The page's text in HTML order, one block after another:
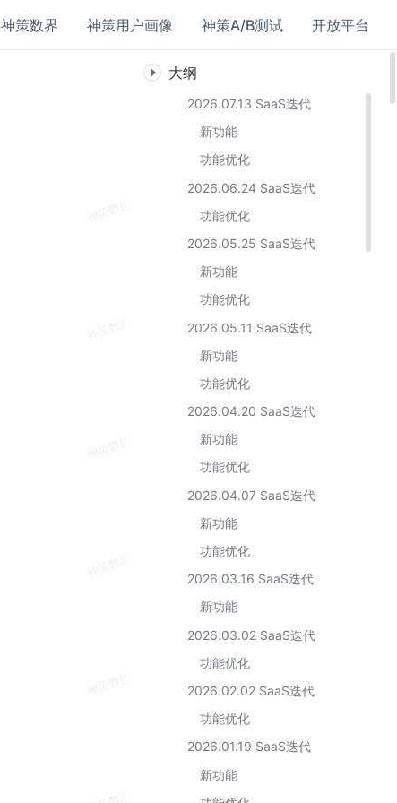
神策数界 神策用户画像 神策A/B测试 开放平台
大纲
2026.07.13 SaaS迭代
新功能
功能优化
2026.06.24 SaaS迭代
功能优化
2026.05.25 SaaS迭代
新功能
功能优化
2026.05.11 SaaS迭代
新功能
功能优化
2026.04.20 SaaS迭代
新功能
功能优化
2026.04.07 SaaS迭代
新功能
功能优化
2026.03.16 SaaS迭代
新功能
2026.03.02 SaaS迭代
功能优化
2026.02.02 SaaS迭代
功能优化
2026.01.19 SaaS迭代
新功能